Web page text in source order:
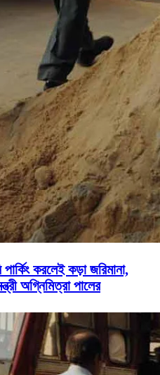
পার্কিং করলেই কড়া জরিমানা,
অগ্নিমিত্রা পালের